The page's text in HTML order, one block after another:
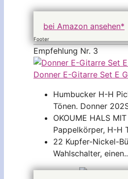
119,98 EUR −11,49 EUR
bei Amazon ansehen*
Footer
Empfehlung Nr. 3
Donner E-Gitarre Set E
Humbucker H-H
Tönen. Donner
OKOUME HALS
Pappelkörper, H-H
22 Kupfer-Nickel-
Wahlschalter,
135,99 EUR